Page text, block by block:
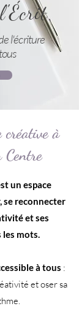
l'écriture
à
Centre
un espace
reconnecter
et ses
mots.
à tous :
et oser sa